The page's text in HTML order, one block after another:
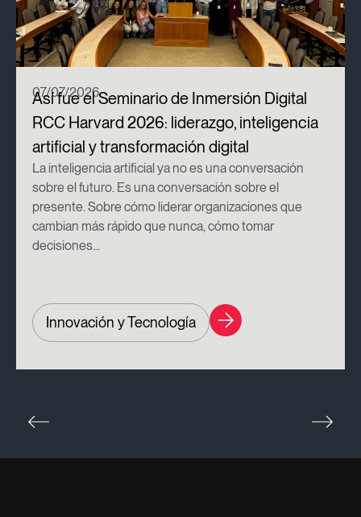
07/07/2026
Así fue el Seminario de Inmersión Digital
RCC Harvard 2026: liderazgo, inteligencia
artificial y transformación digital
La inteligencia artificial ya no es una conversación
sobre el futuro. Es una conversación sobre el
presente. Sobre cómo liderar organizaciones que
cambian más rápido que nunca, cómo tomar
decisiones...
Innovación y Tecnología